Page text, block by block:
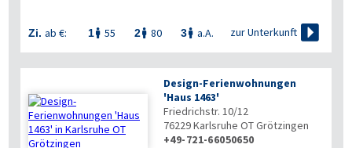
Zi. ab €: 1 55 2 80 3 a.A. zur Unterkunft 
Design-Ferienwohnungen
'Haus 1463'
Friedrichstr. 10/12
76229Karlsruhe OT Grötzingen
+49-721-66050650